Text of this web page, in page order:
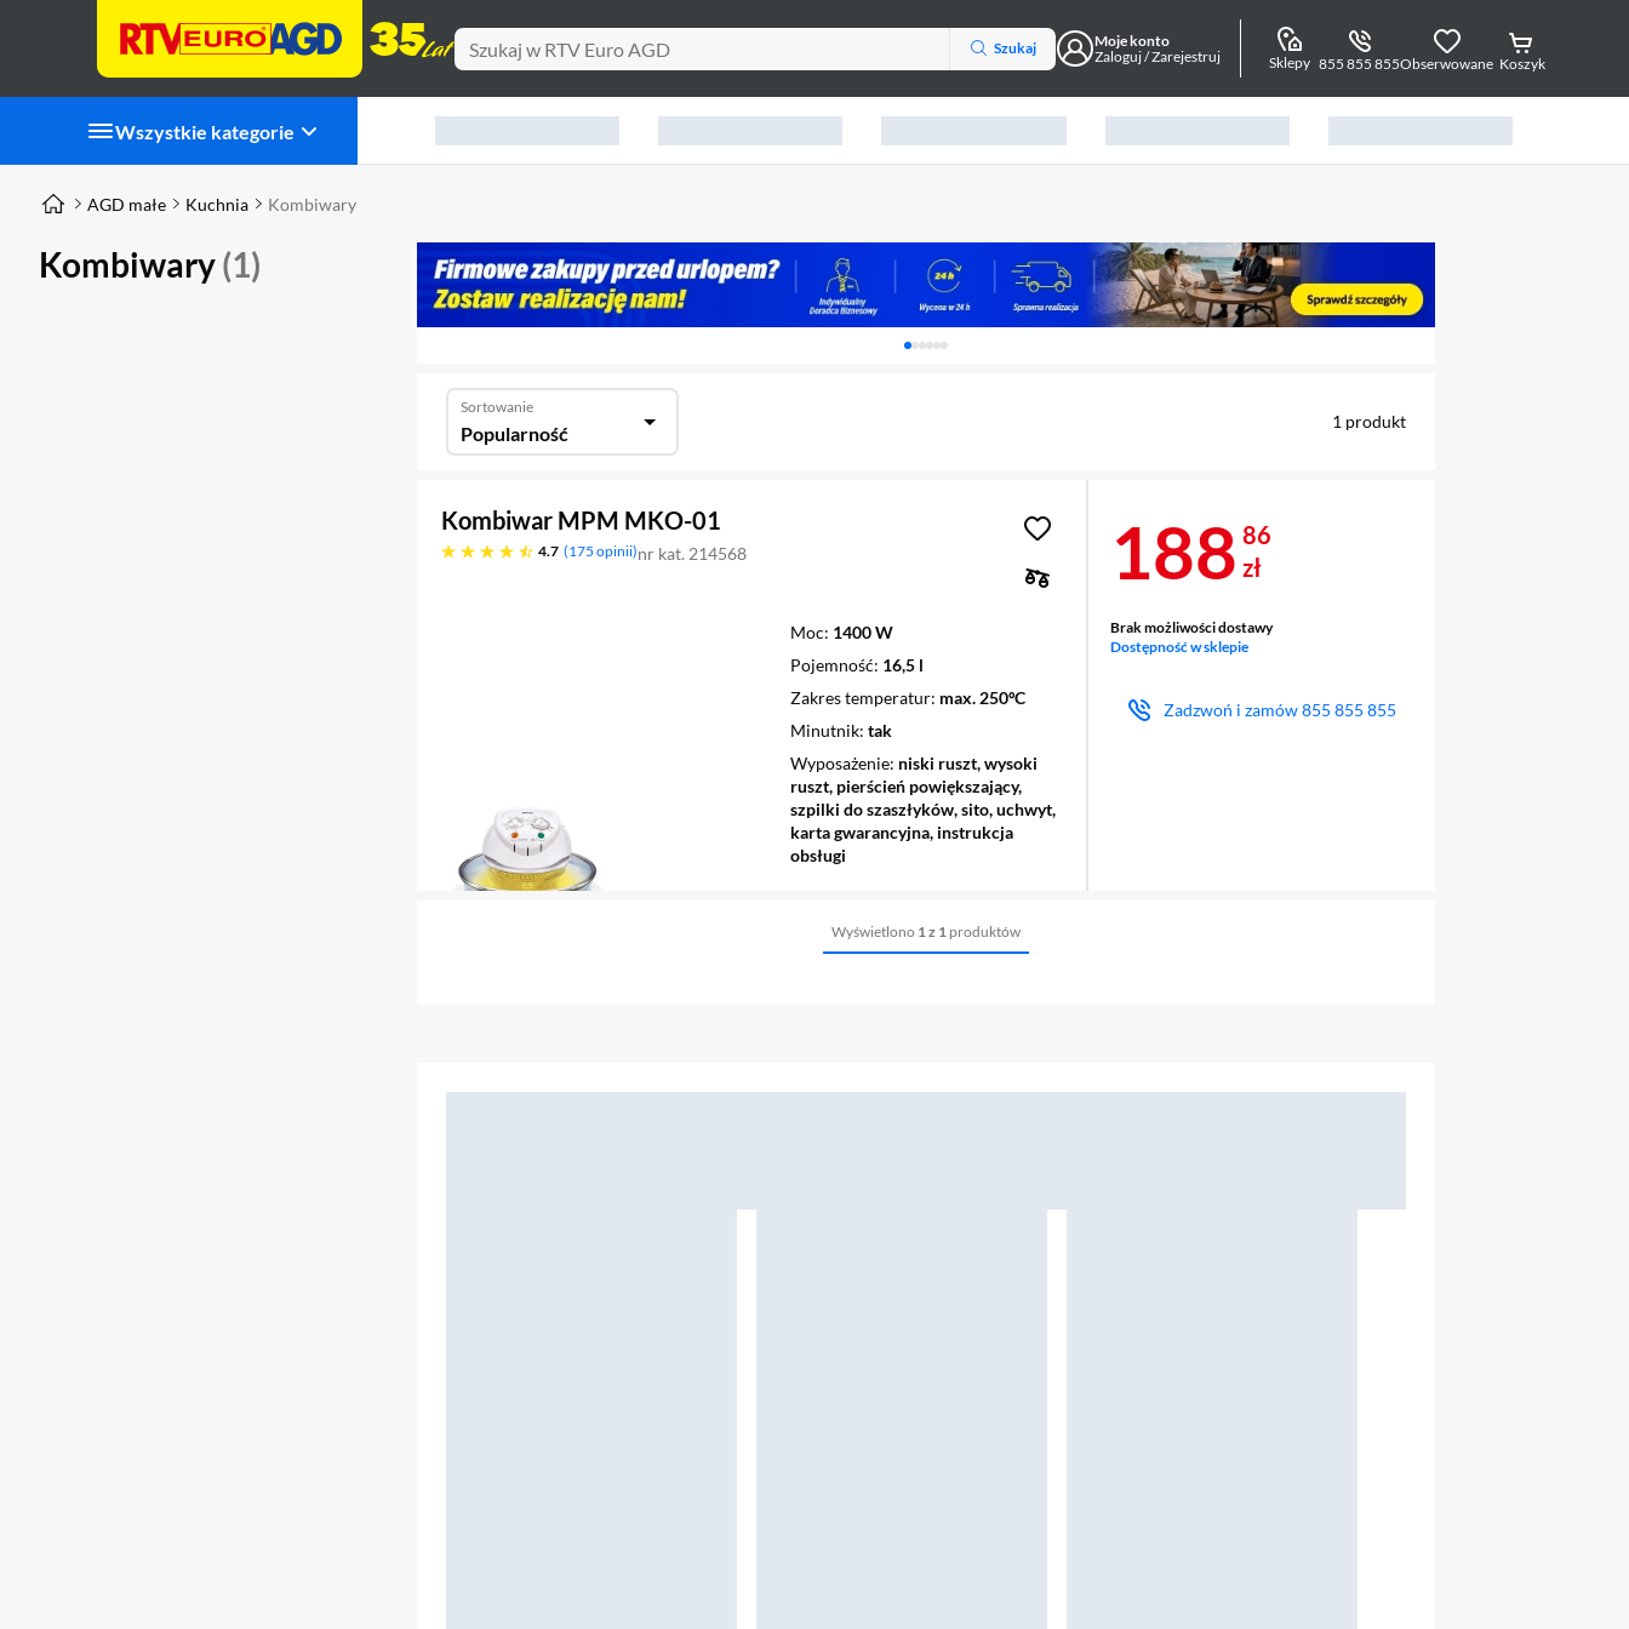
Szukaj
Moje konto
Zaloguj / Zarejestruj
Sklepy 855 855 855Obserwowane Koszyk
Wszystkie kategorie
Karuzela z banerami, aktualny element 1 z 6
AGD małe Kuchnia Kombiwary
Kombiwary(1)
Sortowanie
Popularność 1 produkt
Kombiwar MPM MKO-01
4.7
4.7 gwiazdek 175 opinii nr kat. 214568
Moc 1400 W
Pojemność 16,5 l
Zakres temperatur max. 250ºC
Minutnik tak
Wyposażenie niski ruszt, wysoki
ruszt, pierścień powiększający,
szpilki do szaszłyków, sito, uchwyt,
karta gwarancyjna, instrukcja
obsługi
Cena 188,86 zł
188 86
zł
Brak możliwości dostawy
Dostępność w sklepie
Zadzwoń i zamów855 855 855
Wyświetlono 1 z 1 produktów